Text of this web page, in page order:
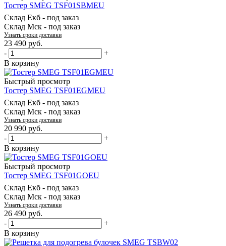
Тостер SMEG TSF01SBMEU
Склад Екб - под заказ
Склад Мск - под заказ
Узнать сроки доставки
23 490 руб.
-
+
В корзину
Быстрый просмотр
Тостер SMEG TSF01EGMEU
Склад Екб - под заказ
Склад Мск - под заказ
Узнать сроки доставки
20 990 руб.
-
+
В корзину
Быстрый просмотр
Тостер SMEG TSF01GOEU
Склад Екб - под заказ
Склад Мск - под заказ
Узнать сроки доставки
26 490 руб.
-
+
В корзину